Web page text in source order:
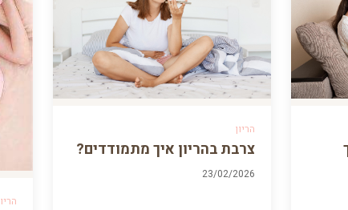
הריון
צרבת בהריון איך מתמודדים?
23/02/2026